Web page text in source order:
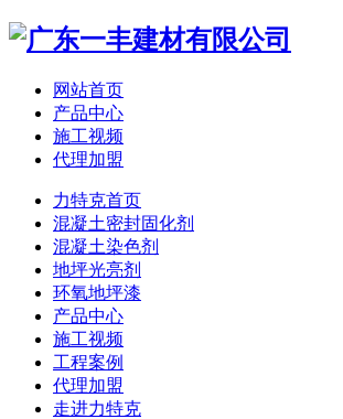
网站首页
产品中心
施工视频
代理加盟
力特克首页
混凝土密封固化剂
混凝土染色剂
地坪光亮剂
环氧地坪漆
产品中心
施工视频
工程案例
代理加盟
走进力特克